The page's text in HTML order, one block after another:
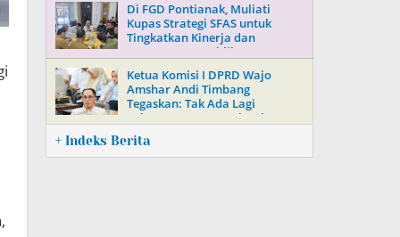
Di FGD Pontianak, Muliati
Kupas Strategi SFAS untuk
Tingkatkan Kinerja dan
Kepercayaan Publik
Ketua Komisi I DPRD Wajo
Amshar Andi Timbang
Tegaskan: Tak Ada Lagi
“Oknum” Atur Proyek Tahun
2026
+ Indeks Berita